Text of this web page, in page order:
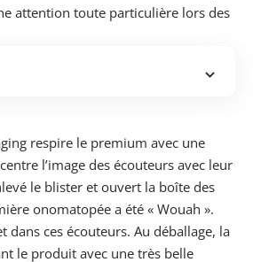
attention toute particulière lors des
respire le premium avec une
l’image des écouteurs avec leur
le blister et ouvert la boîte des
onomatopée a été « Wouah ».
dans ces écouteurs. Au déballage, la
le produit avec une très belle